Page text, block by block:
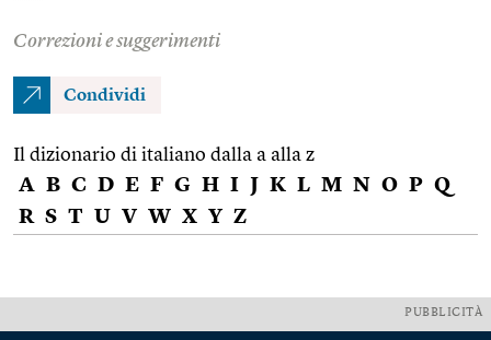
Correzioni e suggerimenti
Condividi
Il dizionario di italiano dalla a alla z
A B C D E F G H I J K L M N O P Q
R S T U V W X Y Z
PUBBLICITÀ